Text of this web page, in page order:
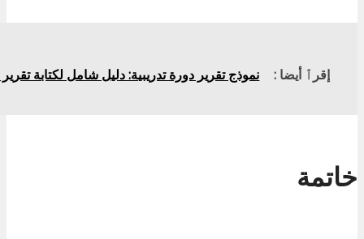
إقرٱ أيضا : نموذج تقرير دورة تدريبية: دليل شامل لكتابة
خاتمة